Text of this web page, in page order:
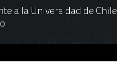
a la Universidad de Chile